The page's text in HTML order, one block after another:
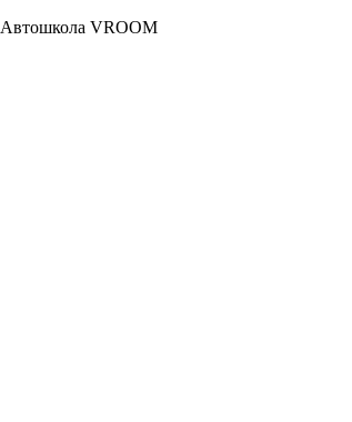
Автошкола VROOM